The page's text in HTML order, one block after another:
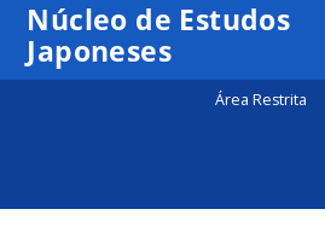
Núcleo de Estudos
Japoneses
Área Restrita